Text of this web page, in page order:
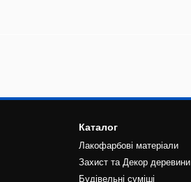
Каталог
Лакофарбові матеріали
Захист та Декор деревини
Будівельні суміші